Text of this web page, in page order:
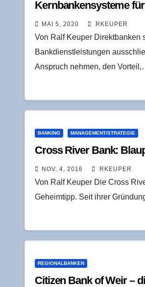
Kern­ban­ken­sys­te­me
MAI 5, 2020 RKEUPER
Von Ralf Keuper Direktbanken
Bankdienstleistungen
Anspruch nehmen, den
BANKING MANAGEMENT/STRATEGIE
Cross River Bank:
NOV. 4, 2016 RKEUPER
Von Ralf Keuper Die Cross
Geheimtipp. Seit ihrer
REGIONALBANKEN
Citi­zen Bank of Weir –